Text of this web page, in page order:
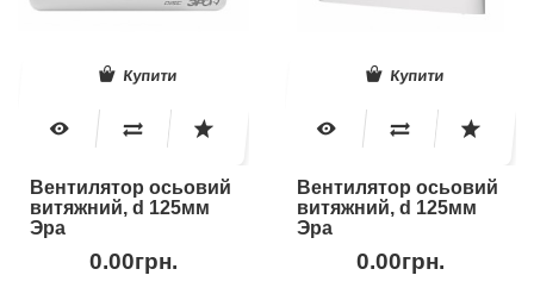
Купити
Вентилятор осьовий
витяжний, d 125мм
Эра
0.00грн.
Купити
Вентилятор осьовий
витяжний, d 125мм
Эра
0.00грн.